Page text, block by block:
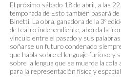
El próximo sábado 18 de abril, a las
temporada de Esto también pasará
Binetti. La obra, ganadora de la 3º
de teatro independiente, aborda la
vínculo entre el pasado y sus
soñarse un futuro condenado
que habla sobre el lenguaje furioso y
sobre la lengua que se muerde la
para la representación física y espacial